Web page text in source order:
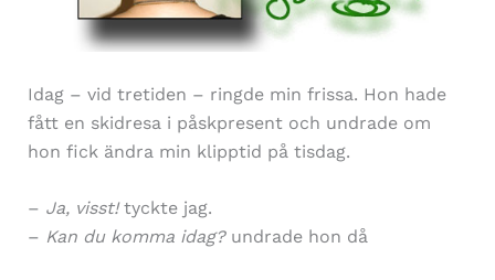
Idag – vid tretiden – ringde min frissa. Hon hade
fått en skidresa i påskpresent och undrade om
hon fick ändra min klipptid på tisdag.
– Ja, visst!tyckte jag.
– Kan du komma idag?undrade hon då